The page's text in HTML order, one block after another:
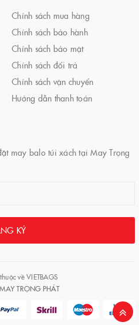
Chính sách mua hàng
Chính sách bảo hành
Chính sách bảo mật
Chính sách đổi trả
Chính sách vận chuyển
Hướng dẫn thanh toán
may balo túi xách tại May Trọng
KÝ
vềVIETBAGS
MAY TRỌNG PHÁT